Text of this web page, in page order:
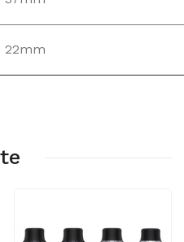
22mm